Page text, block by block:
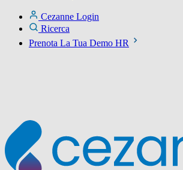
Cezanne Login
Ricerca
Prenota La Tua Demo HR